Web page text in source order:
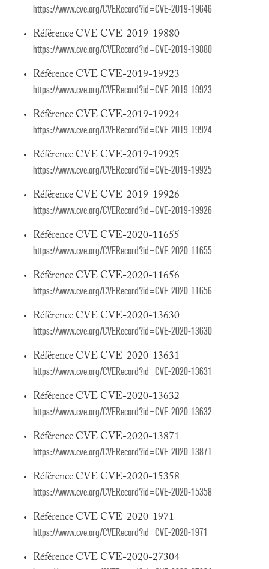
https://www.cve.org/CVERecord?id=CVE-2019-19646
Référence CVE CVE-2019-19880
https://www.cve.org/CVERecord?id=CVE-2019-19880
Référence CVE CVE-2019-19923
https://www.cve.org/CVERecord?id=CVE-2019-19923
Référence CVE CVE-2019-19924
https://www.cve.org/CVERecord?id=CVE-2019-19924
Référence CVE CVE-2019-19925
https://www.cve.org/CVERecord?id=CVE-2019-19925
Référence CVE CVE-2019-19926
https://www.cve.org/CVERecord?id=CVE-2019-19926
Référence CVE CVE-2020-11655
https://www.cve.org/CVERecord?id=CVE-2020-11655
Référence CVE CVE-2020-11656
https://www.cve.org/CVERecord?id=CVE-2020-11656
Référence CVE CVE-2020-13630
https://www.cve.org/CVERecord?id=CVE-2020-13630
Référence CVE CVE-2020-13631
https://www.cve.org/CVERecord?id=CVE-2020-13631
Référence CVE CVE-2020-13632
https://www.cve.org/CVERecord?id=CVE-2020-13632
Référence CVE CVE-2020-13871
https://www.cve.org/CVERecord?id=CVE-2020-13871
Référence CVE CVE-2020-15358
https://www.cve.org/CVERecord?id=CVE-2020-15358
Référence CVE CVE-2020-1971
https://www.cve.org/CVERecord?id=CVE-2020-1971
Référence CVE CVE-2020-27304